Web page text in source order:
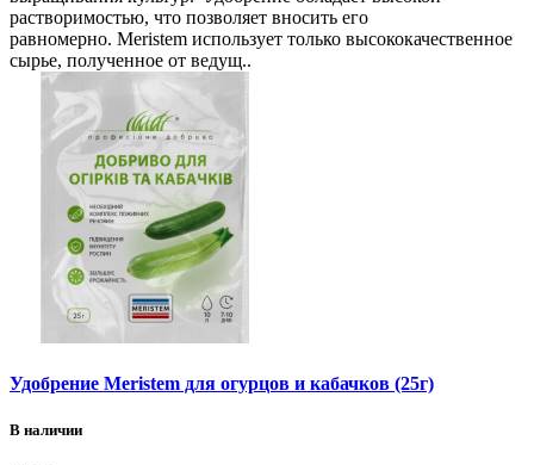
растворимостью, что позволяет вносить его
равномерно. Meristem использует только высококачественное
сырье, полученное от ведущ..
Удобрение Meristem для огурцов и кабачков (25г)
В наличии